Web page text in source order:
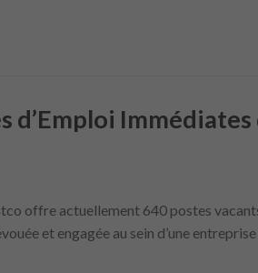
Immédiates
offre actuellement 640 postes
et engagée au sein d’une